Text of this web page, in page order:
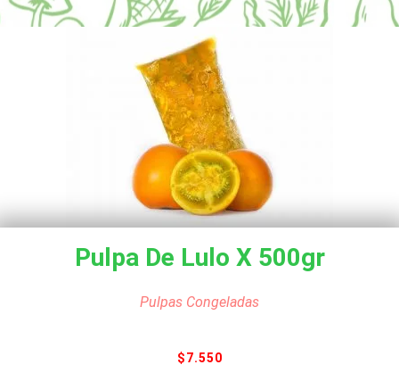
Pulpa De Lulo X 500gr
Pulpas Congeladas
$7.550